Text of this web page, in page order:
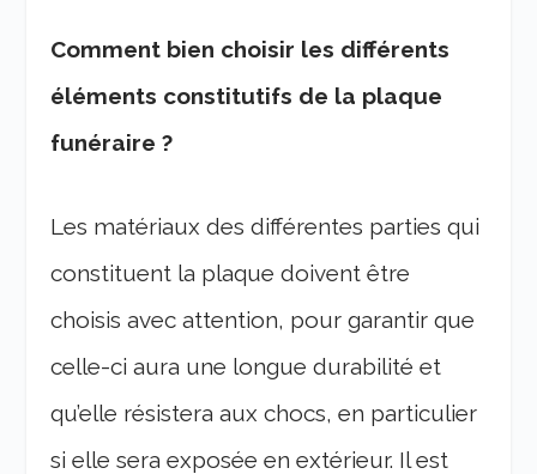
Comment bien choisir les différents
éléments constitutifs de la plaque
funéraire ?
Les matériaux des différentes parties qui
constituent la plaque doivent être
choisis avec attention, pour garantir que
celle-ci aura une longue durabilité et
qu’elle résistera aux chocs, en particulier
si elle sera exposée en extérieur. Il est